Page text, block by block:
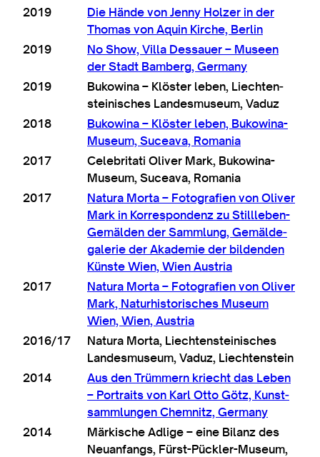
2019
Die Hände von Jenny Holzer in der
Thomas von Aquin Kirche, Berlin
2019
No Show, Villa Des­sauer – Museen
der Stadt Bam­berg, Germany
2019
Bukow­ina – Klöster leben, Liecht­en­
stein­isches Landes­mu­seum, Vaduz
2018
Bukow­ina – Klöster leben, Bukow­ina-
Museum, Suceava, Romania
2017
Celebrit­ati Oliv­er Mark, Bukow­ina-
Museum, Suceava, Romania
2017
Natura Morta – Foto­grafi­en von Oliv­er
Mark in Kor­res­pondenz zu Still­leben-
Gemälden der Sammlung, Gemälde­
galer­ie der Akademie der bildenden
Kün­ste Wien, Wien Austria
2017
Natura Morta – Foto­grafi­en von Oliv­er
Mark, Naturhis­tor­isches Museum
Wien, Wien, Austria
2016/17
Natura Morta, Liecht­en­stein­isches
Landes­mu­seum, Vaduz, Liechtenstein
2014
Aus den Trüm­mern kriecht das Leben
– Por­traits von Karl Otto Götz, Kun­st­
sammlungen Chem­nitz, Germany
2014
Märkische Adlige – eine Bil­anz des
Neuan­fangs, Fürst-Pück­ler-Museum,